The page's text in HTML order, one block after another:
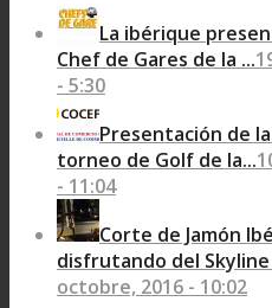
La ibérique
Chef de Gares de la ...
- 5:30
Presentación de
torneo de Golf de la...
- 11:04
Corte de Jamón
disfrutando del Skyline
octobre, 2016 - 10:02